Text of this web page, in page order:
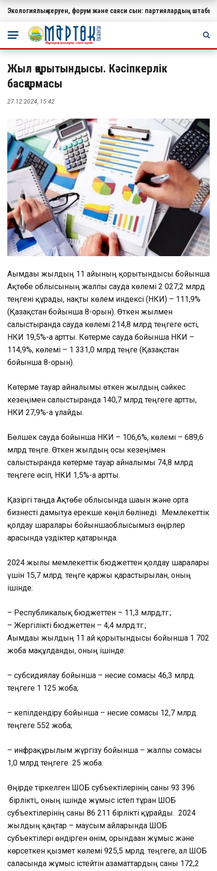
МАҢЫЗДЫ
Экологиялық керуен, форум және саяси сын: партиялардың
Жыл қорытындысы. Кәсіпкерлік
басқармасы
27.12.2024, 15:42
Ағымдағы жылдың 11 айының қорытындысы бойынша
Ақтөбе облысының жалпы сауда көлемі 2 027,2 млрд
теңгені құрады, нақты көлем индексі (НКИ) – 111,9%
(Қазақстан бойынша 8-орын). Өткен жылмен
салыстырғанда сауда көлемі 214,8 млрд теңгеге өсті,
НКИ 19,5%-ға артты. Көтерме сауда бойынша НКИ –
114,9%, көлемі – 1 331,0 млрд теңге (Қазақстан
бойынша 8-орын).
Көтерме тауар айналымы өткен жылдың сәйкес
кезеңімен салыстырғанда 140,7 млрд теңгеге артты,
НКИ 27,9%-ға ұлғайды.
Бөлшек сауда бойынша НКИ – 106,6%, көлемі – 689,6
млрд теңге. Өткен жылдың осы кезеңімен
салыстырғанда көтерме тауар айналымы 74,8 млрд
теңгеге өсіп, НКИ 1,5%-ға артты.
Қазіргі таңда Ақтөбе облысында шағын және орта
бизнесті дамытуға ерекше көңіл бөлінеді. Мемлекеттік
қолдау шаралары бойыншаоблысымыз өңірлер
арасында үздіктер қатарында.
2024 жылы мемлекеттік бюджеттен қолдау шаралары
үшін 15,7 млрд. теңге қаржы қарастырылған, оның
ішінде:
– Республикалық бюджеттен – 11,3 млрд,тг.;
– Жергілікті бюджеттен – 4,4 млрд.тг.;
Ағымдағы жылдың 11 ай қорытындысы бойынша 1 702
жоба мақұлданды, оның ішінде:
– субсидиялау бойынша – несие сомасы 46,3 млрд.
теңгеге 1 125 жоба;
– кепілдендіру бойынша – несие сомасы 12,7 млрд.
теңгеге 552 жоба;
– инфрақұрылым жүргізу бойынша – жалпы сомасы
1,0 млрд теңгеге 25 жоба.
Өңірде тіркелген ШОБ субъектілерінің саны 93 396
бірлікті,, оның ішінде жұмыс істеп тұрған ШОБ
субъектілерінің саны 86 211 бірлікті құрайды. 2024
жылдың қаңтар – маусым айларында ШОБ
субъектілері өндірген өнім, орындаған жұмыс және
көрсеткен қызмет көлемі 925,5 мрлд. теңгеге, ал ШОБ
саласында жұмыс істейтін азаматтардың саны 172,2